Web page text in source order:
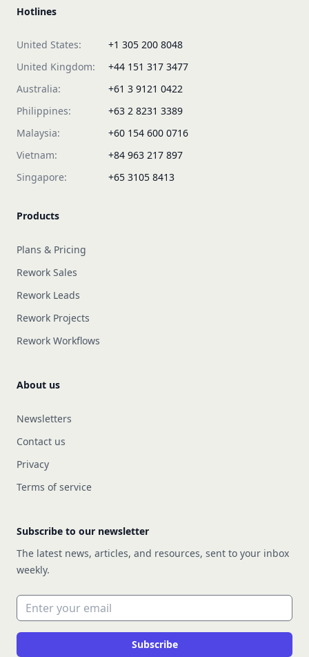
Hotlines
United States:
+1 305 200 8048
United Kingdom:
+44 151 317 3477
Australia:
+61 3 9121 0422
Philippines:
+63 2 8231 3389
Malaysia:
+60 154 600 0716
Vietnam:
+84 963 217 897
Singapore:
+65 3105 8413
Products
Plans & Pricing
Rework Sales
Rework Leads
Rework Projects
Rework Workflows
About us
Newsletters
Contact us
Privacy
Terms of service
Subscribe to our newsletter
The latest news, articles, and resources, sent to your inbox
weekly.
Email address
Subscribe